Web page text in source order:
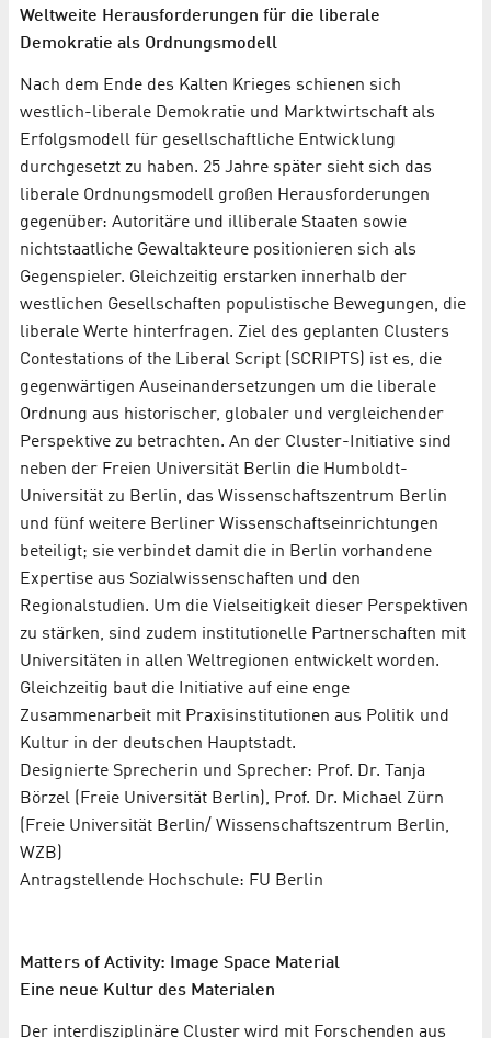
Weltweite Herausforderungen für die liberale
Demokratie als Ordnungsmodell
Nach dem Ende des Kalten Krieges schienen sich
westlich-liberale Demokratie und Marktwirtschaft als
Erfolgsmodell für gesellschaftliche Entwicklung
durchgesetzt zu haben. 25 Jahre später sieht sich das
liberale Ordnungsmodell großen Herausforderungen
gegenüber: Autoritäre und illiberale Staaten sowie
nichtstaatliche Gewaltakteure positionieren sich als
Gegenspieler. Gleichzeitig erstarken innerhalb der
westlichen Gesellschaften populistische Bewegungen, die
liberale Werte hinterfragen. Ziel des geplanten Clusters
Contestations of the Liberal Script (SCRIPTS) ist es, die
gegenwärtigen Auseinandersetzungen um die liberale
Ordnung aus historischer, globaler und vergleichender
Perspektive zu betrachten. An der Cluster-Initiative sind
neben der Freien Universität Berlin die Humboldt-
Universität zu Berlin, das Wissenschaftszentrum Berlin
und fünf weitere Berliner Wissenschaftseinrichtungen
beteiligt; sie verbindet damit die in Berlin vorhandene
Expertise aus Sozialwissenschaften und den
Regionalstudien. Um die Vielseitigkeit dieser Perspektiven
zu stärken, sind zudem institutionelle Partnerschaften mit
Universitäten in allen Weltregionen entwickelt worden.
Gleichzeitig baut die Initiative auf eine enge
Zusammenarbeit mit Praxisinstitutionen aus Politik und
Kultur in der deutschen Hauptstadt.
Designierte Sprecherin und Sprecher: Prof. Dr. Tanja
Börzel (Freie Universität Berlin), Prof. Dr. Michael Zürn
(Freie Universität Berlin/ Wissenschaftszentrum Berlin,
WZB)
Antragstellende Hochschule: FU Berlin
Matters of Activity: Image Space Material
Eine neue Kultur des Materialen
Der interdisziplinäre Cluster wird mit Forschenden aus